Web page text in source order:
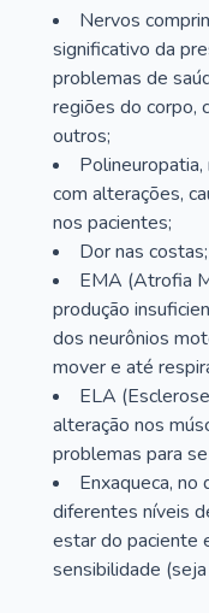
Nervos
significativo da
problemas de
regiões do corpo,
outros;
com alterações,
nos pacientes;
Dor nas costas;
EMA (Atrofia
produção
dos neurônios
mover e até
ELA
alteração nos
problemas para
Enxaqueca, no
diferentes níveis
estar do paciente
sensibilidade